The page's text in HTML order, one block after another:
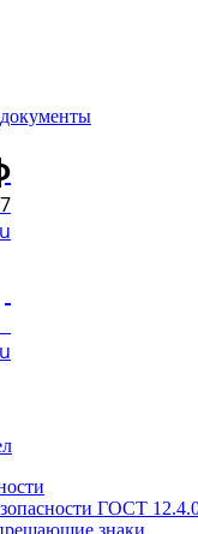
ГОСТ
знаки